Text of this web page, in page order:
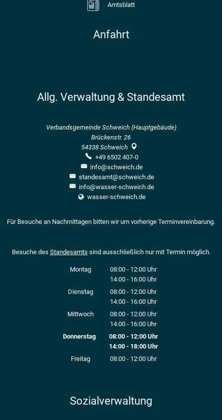
Amtsblatt
Anfahrt
Allg. Verwaltung & Standesamt
Verbandsgemeinde Schweich (Hauptgebäude)
Brückenstr. 26
54338 Schweich
+49 6502 407-0
info@schweich.de
standesamt@schweich.de
info@wasser-schweich.de
wasser-schweich.de
Für Besuche an Nachmittagen bitten wir um vorherige Terminvereinbarung.
Besuche des Standesamts sind ausschließlich nur mit Termin möglich.
Montag 08:00 - 12:00 Uhr
Von 08:00 bis 12:00 Uhr
14:00 - 16:00 Uhr
Von 14:00 bis 16:00 Uhr
Dienstag 08:00 - 12:00 Uhr
Von 08:00 bis 12:00 Uhr
14:00 - 16:00 Uhr
Von 14:00 bis 16:00 Uhr
Mittwoch 08:00 - 12:00 Uhr
Von 08:00 bis 12:00 Uhr
14:00 - 16:00 Uhr
Von 14:00 bis 16:00 Uhr
Donnerstag 08:00- 12:00Uhr
Von 08:00 bis 12:00 Uhr
14:00- 18:00Uhr
Von 14:00 bis 18:00 Uhr
Freitag 08:00 - 12:00 Uhr
Sozialverwaltung